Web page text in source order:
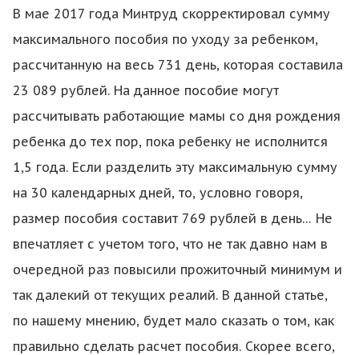
В мае 2017 года Минтруд скорректировал сумму
максимального пособия по уходу за ребенком,
рассчитанную на весь 731 день, которая составила
23 089 рублей. На данное пособие могут
рассчитывать работающие мамы со дня рождения
ребенка до тех пор, пока ребенку не исполнится
1,5 года. Если разделить эту максимальную сумму
на 30 календарных дней, то, условно говоря,
размер пособия составит 769 рублей в день… Не
впечатляет с учетом того, что не так давно нам в
очередной раз повысили прожиточный минимум и
так далекий от текущих реалий. В данной статье,
по нашему мнению, будет мало сказать о том, как
правильно сделать расчет пособия. Скорее всего,